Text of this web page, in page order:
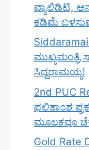
ವ್ಯಾಲಿಡಿಟಿ,
ಕಡಿಮೆ
ಮುಖ್ಯಮಂತ್ರಿ
ಸಿದ್ದರಾಮಯ್ಯ!
2nd PUC
ಫಲಿತಾಂಶ
ಮೂಲಕವೂ
Gold Rate